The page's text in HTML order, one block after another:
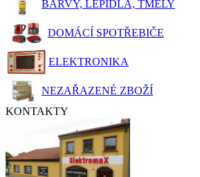
BARVY, LEPIDLA, TMELY
DOMÁCÍ SPOTŘEBIČE
ELEKTRONIKA
NEZAŘAZENÉ ZBOŽÍ
KONTAKTY